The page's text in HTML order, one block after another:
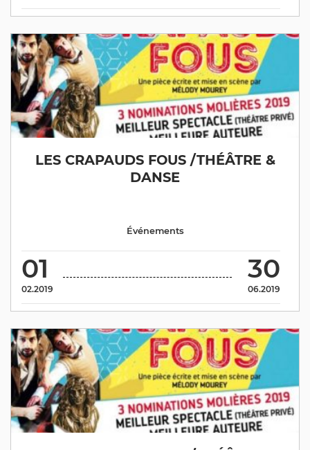
LES CRAPAUDS FOUS /THÉÂTRE &
DANSE
01
02.2019
30
06.2019
Événements